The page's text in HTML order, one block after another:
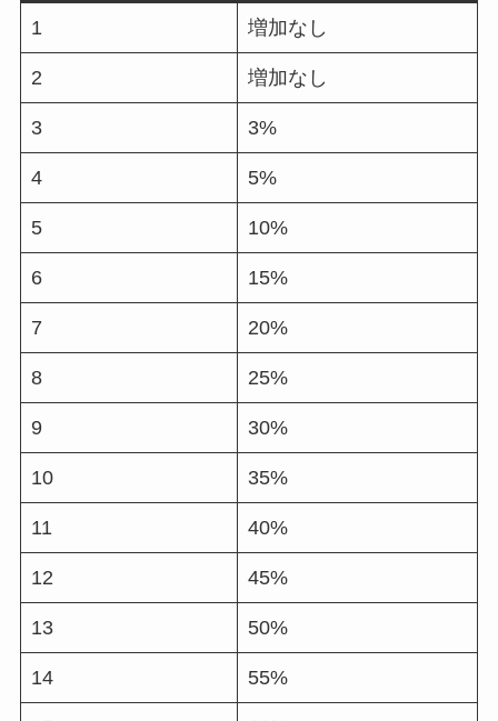
1 増加なし
2 増加なし
3 3%
4 5%
5 10%
6 15%
7 20%
8 25%
9 30%
10 35%
11 40%
12 45%
13 50%
14 55%